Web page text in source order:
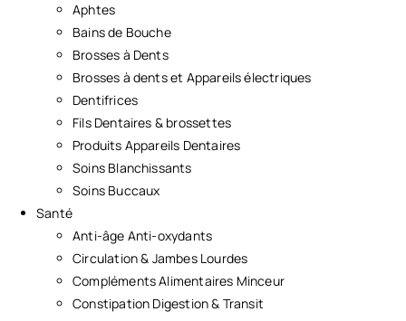
Aphtes
Bains de Bouche
Brosses à Dents
Brosses à dents et Appareils électriques
Dentifrices
Fils Dentaires & brossettes
Produits Appareils Dentaires
Soins Blanchissants
Soins Buccaux
Santé
Anti-âge Anti-oxydants
Circulation & Jambes Lourdes
Compléments Alimentaires Minceur
Constipation Digestion & Transit